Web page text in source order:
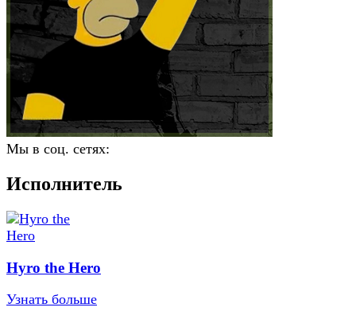
Мы в соц. сетях:
Исполнитель
Hyro the Hero
Узнать больше